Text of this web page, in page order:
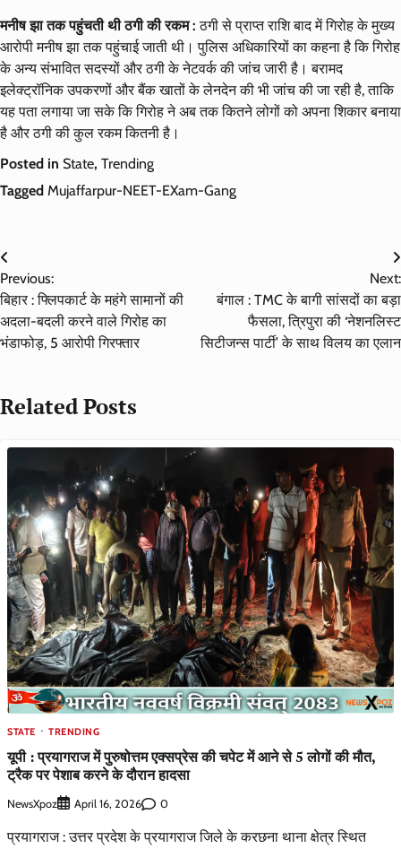
मनीष झा तक पहुंचती थी ठगी की रकम : ठगी से प्राप्त राशि बाद में गिरोह के मुख्य
आरोपी मनीष झा तक पहुंचाई जाती थी। पुलिस अधिकारियों का कहना है कि गिरोह
के अन्य संभावित सदस्यों और ठगी के नेटवर्क की जांच जारी है। बरामद
इलेक्ट्रॉनिक उपकरणों और बैंक खातों के लेनदेन की भी जांच की जा रही है, ताकि
यह पता लगाया जा सके कि गिरोह ने अब तक कितने लोगों को अपना शिकार बनाया
है और ठगी की कुल रकम कितनी है।
Posted in State, Trending
Tagged Mujaffarpur-NEET-EXam-Gang
Post
navigation
Previous:
बिहार : फ्लिपकार्ट के महंगे सामानों की
अदला-बदली करने वाले गिरोह का
भंडाफोड़, 5 आरोपी गिरफ्तार
Next:
बंगाल : TMC के बागी सांसदों का बड़ा
फैसला, त्रिपुरा की ‘नेशनलिस्ट
सिटीजन्स पार्टी’ के साथ विलय का एलान
Related Posts
STATE TRENDING
यूपी : प्रयागराज में पुरुषोत्तम एक्सप्रेस की चपेट में आने से 5 लोगों की मौत,
ट्रैक पर पेशाब करने के दौरान हादसा
NewsXpoz April 16, 2026 0
प्रयागराज : उत्तर प्रदेश के प्रयागराज जिले के करछना थाना क्षेत्र स्थित